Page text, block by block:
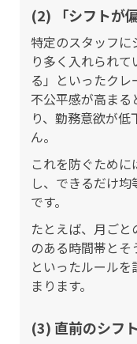
(2) 「シフトが
特定のスタッフ
り多く入れられ
る」といったクレ
不公平感が高まる
り、勤務意欲が
ん。
これを防ぐため
し、できるだけ
です。
たとえば、月ご
のある時間帯と
といったルール
まります。
(3) 直前のシフ